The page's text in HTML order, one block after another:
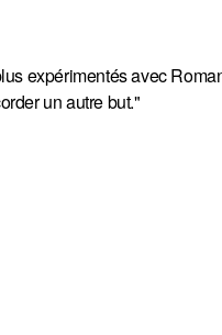
expérimentés avec
un autre but."